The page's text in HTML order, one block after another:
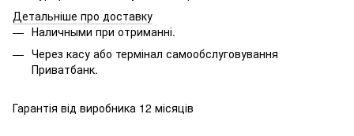
Детальніше про доставку
Наличными при отриманні.
Через касу або термінал самообслуговування
Приватбанк.
Гарантія від виробника 12 місяців